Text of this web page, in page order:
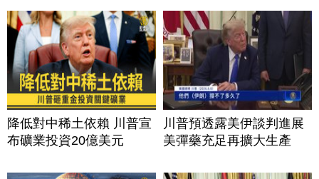
降低對中稀土依賴 川普宣
布礦業投資20億美元
川普預透露美伊談判進展
美彈藥充足再擴大生產